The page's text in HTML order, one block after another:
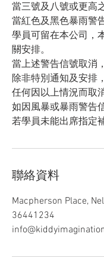
當三號及八號或更高
當紅色及黑色暴雨警
學員可留在本公司，
關安排。
當上述警告信號取消
除非特別通知及安排
任何因以上情況而取
如因風暴或暴雨警告
若學員未能出席指定
聯絡資料
Macpherson Place,
36441234